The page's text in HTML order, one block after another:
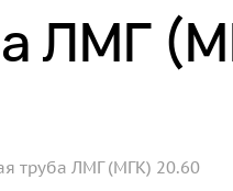
ЛМГ
труба ЛМГ (МГК) 20.60